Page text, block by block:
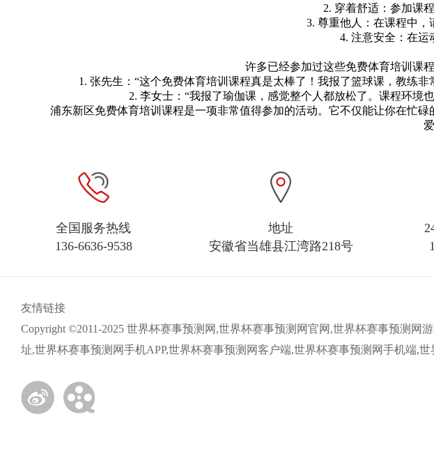
2. 穿着舒适：参加课
3. 尊重他人：在课程中，
4. 注意安全：在运
许多已经参加过这些免费体育培训课
1. 张先生：“这个免费体育培训课程真是太棒了！我报了篮球课，教练
2. 李女士：“我报了瑜伽课，感觉整个人都放松了。课程环境
浦东新区免费体育培训课程是一项非常值得参加的活动。它不仅能让你在忙
全国服务热线
136-6636-9538
地址
安徽省当雄县江湾路218号
友情链接
Copyright ©2011-2025 世界杯赛事预测网,世界杯赛事预测网官网,世界杯赛事预测
址,世界杯赛事预测网手机APP,世界杯赛事预测网客户端,世界杯赛事预测网手机端,